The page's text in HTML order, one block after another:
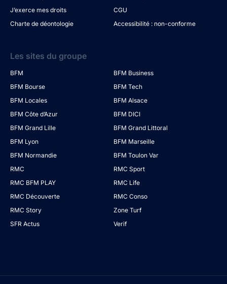
J’exerce mes droits
CGU
Charte de déontologie
Accessibilité : non-conforme
Les sites du groupe
BFM
BFM Business
BFM Bourse
BFM Tech
BFM Locales
BFM Alsace
BFM Côte d’Azur
BFM DICI
BFM Grand Lille
BFM Grand Littoral
BFM Lyon
BFM Marseille
BFM Normandie
BFM Toulon Var
RMC
RMC Sport
RMC BFM PLAY
RMC Life
RMC Découverte
RMC Conso
RMC Story
Zone Turf
SFR Actus
Verif